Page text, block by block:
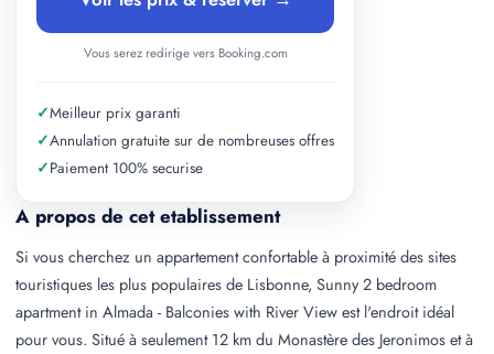
A propos de cet etablissement
Si vous cherchez un appartement confortable à proximité des sites
touristiques les plus populaires de Lisbonne, Sunny 2 bedroom
apartment in Almada - Balconies with River View est l'endroit idéal
pour vous. Situé à seulement 12 km du Monastère des Jeronimos et à
Vous serez redirige vers Booking.com
✓Meilleur prix garanti
✓Annulation gratuite sur de nombreuses offres
✓Paiement 100% securise